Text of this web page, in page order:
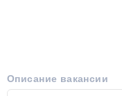
Описание вакансии